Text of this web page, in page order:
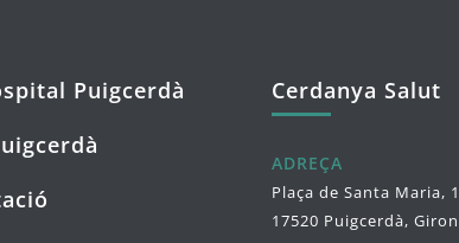
Puigcerdà
Cerdanya Salut
ADREÇA
Plaça de Santa Maria,
17520 Puigcerdà,